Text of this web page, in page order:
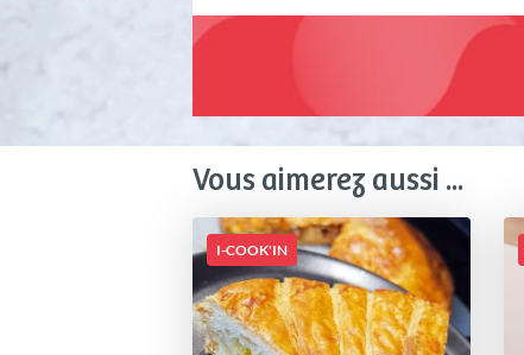
Vous aimerez aussi ...
I-COOK'IN